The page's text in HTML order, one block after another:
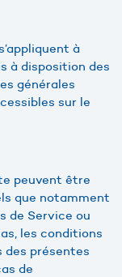
à
à disposition des
générales
sur le
peuvent être
que notamment
de Service ou
les conditions
présentes
de